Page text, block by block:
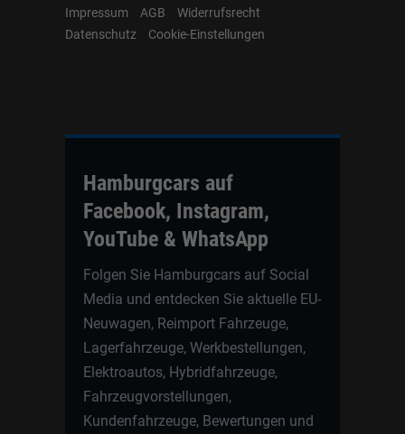
Impressum
AGB
Widerrufsrecht
Datenschutz
Cookie-Einstellungen
Hamburgcars auf
Facebook, Instagram,
YouTube & WhatsApp
Folgen Sie Hamburgcars auf Social
Media und entdecken Sie aktuelle EU-
Neuwagen, Reimport Fahrzeuge,
Lagerfahrzeuge, Werkbestellungen,
Elektroautos, Hybridfahrzeuge,
Fahrzeugvorstellungen,
Kundenfahrzeuge, Bewertungen und